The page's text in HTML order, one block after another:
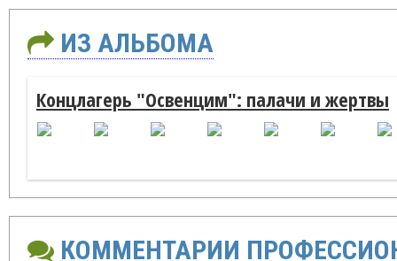
ИЗ АЛЬБОМА
Концлагерь "Освенцим": палачи и жертвы
КОММЕНТАРИИ